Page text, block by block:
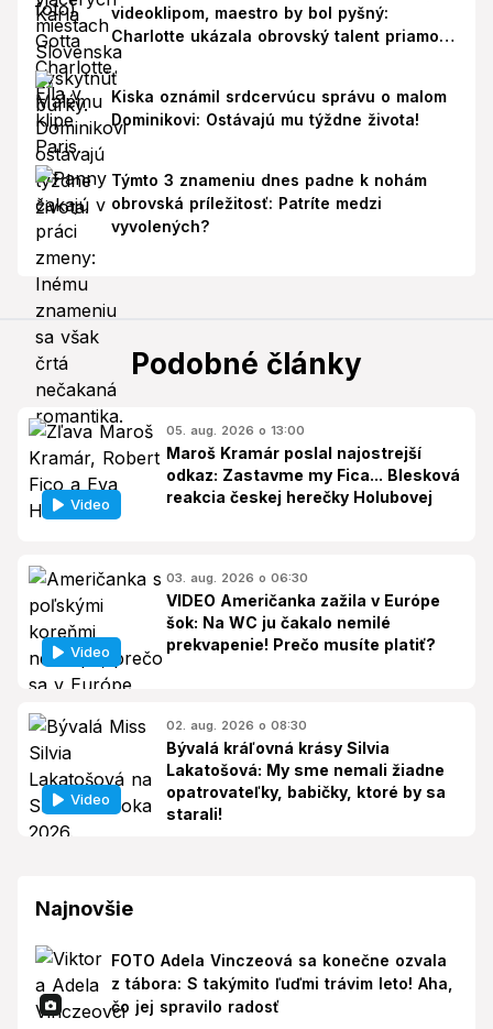
videoklipom, maestro by bol pyšný:
Charlotte ukázala obrovský talent priamo v
Paríži!
Kiska oznámil srdcervúcu správu o malom
Dominikovi: Ostávajú mu týždne života!
Týmto 3 znameniu dnes padne k nohám
obrovská príležitosť: Patríte medzi
vyvolených?
Podobné články
Video
05. aug. 2026 o 13:00
Maroš Kramár poslal najostrejší
odkaz: Zastavme my Fica... Blesková
reakcia českej herečky Holubovej
Video
03. aug. 2026 o 06:30
VIDEO Američanka zažila v Európe
šok: Na WC ju čakalo nemilé
prekvapenie! Prečo musíte platiť?
Video
02. aug. 2026 o 08:30
Bývalá kráľovná krásy Silvia
Lakatošová: My sme nemali žiadne
opatrovateľky, babičky, ktoré by sa
starali!
Najnovšie
FOTO Adela Vinczeová sa konečne ozvala
z tábora: S takýmito ľuďmi trávim leto! Aha,
čo jej spravilo radosť